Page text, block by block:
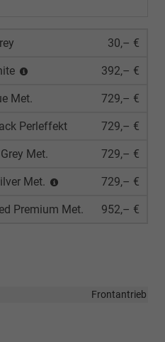
30,– €
392,– €
Met. 729,– €
Perleffekt 729,– €
Met. 729,– €
Met. 729,– €
Premium Met. 952,– €
Frontantrieb